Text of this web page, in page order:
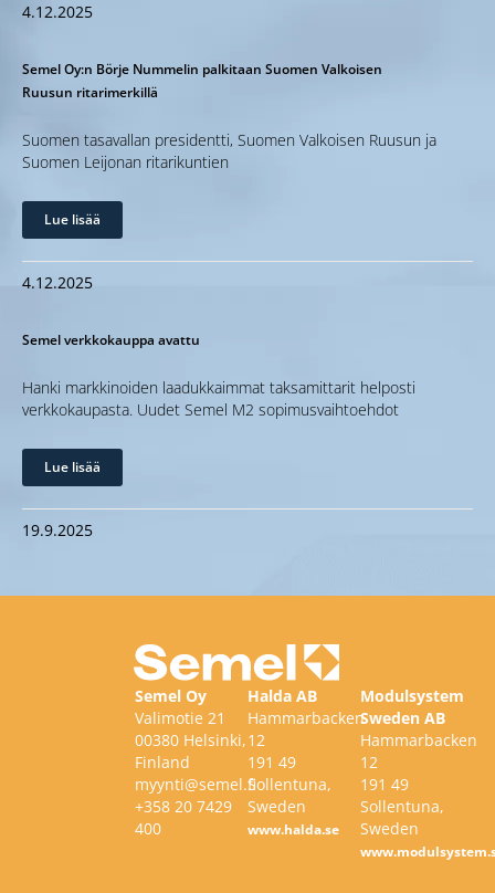
4.12.2025
Semel Oy:n Börje Nummelin palkitaan Suomen Valkoisen
Ruusun ritarimerkillä
Suomen tasavallan presidentti, Suomen Valkoisen Ruusun ja
Suomen Leijonan ritarikuntien
Lue lisää
4.12.2025
Semel verkkokauppa avattu
Hanki markkinoiden laadukkaimmat taksamittarit helposti
verkkokaupasta. Uudet Semel M2 sopimusvaihtoehdot
Lue lisää
19.9.2025
Semel Oy
Valimotie 21
00380 Helsinki,
Finland
myynti@semel.fi
+358 20 7429
400
Halda AB
Hammarbacken
12
191 49
Sollentuna,
Sweden
www.halda.se
Modulsystem
Sweden AB
Hammarbacken
12
191 49
Sollentuna,
Sweden